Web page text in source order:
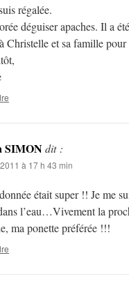
régalée.
déguiser apaches. Il a
Christelle et sa famille pour
SIMONdit :
à 17 h 43 min
était super !! Je me
l’eau…Vivement la
ma ponette préférée !!!